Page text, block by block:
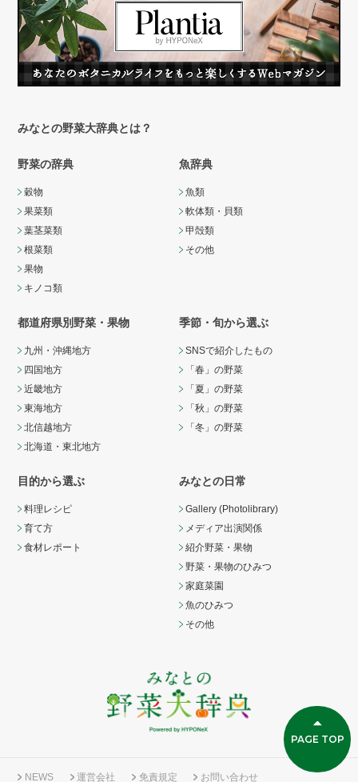
みなとの野菜大辞典とは？
野菜の辞典
穀物
果菜類
葉茎菜類
根菜類
果物
キノコ類
魚辞典
魚類
軟体類・貝類
甲殻類
その他
都道府県別野菜・果物
九州・沖縄地方
四国地方
近畿地方
東海地方
北信越地方
北海道・東北地方
季節・旬から選ぶ
SNSで紹介したもの
「春」の野菜
「夏」の野菜
「秋」の野菜
「冬」の野菜
目的から選ぶ
料理レシピ
育て方
食材レポート
みなとの日常
Gallery (Photolibrary)
メディア出演関係
紹介野菜・果物
野菜・果物のひみつ
家庭菜園
魚のひみつ
その他
NEWS 運営会社 免責規定 お問い合わせ
PAGE TOP